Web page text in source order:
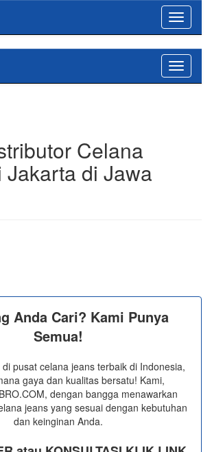
Toggle
Toggle
Celana
Jakarta di Jawa
Anda Cari? Kami Punya
Semua!
pusat celana jeans terbaik di Indonesia,
gaya dan kualitas bersatu! Kami,
dengan bangga menawarkan
jeans yang sesuai dengan kebutuhan
dan keinginan Anda.